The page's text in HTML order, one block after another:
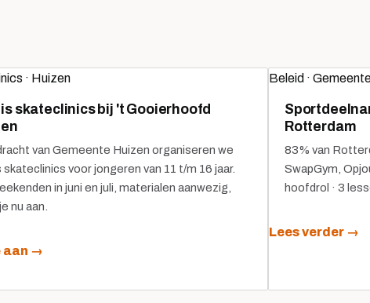
· Huizen
skateclinics bij 't Gooierhoofd
van Gemeente Huizen organiseren we
skateclinics voor jongeren van 11 t/m 16 jaar.
in juni en juli, materialen aanwezig,
nu aan.
aan →
Beleid ·
Rotterdam
83% van
SwapGym,
hoofdrol · 3
Lees verder →